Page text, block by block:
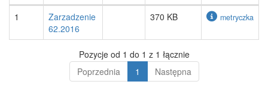
1
Zarzadzenie
62.2016
370 KB metryczka
Pozycje od 1 do 1 z 1 łącznie
Poprzednia
1 Następna